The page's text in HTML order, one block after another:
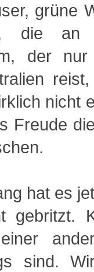
grüne
die an
der
nicht
Freude
hat es
gebritzt.
sind.